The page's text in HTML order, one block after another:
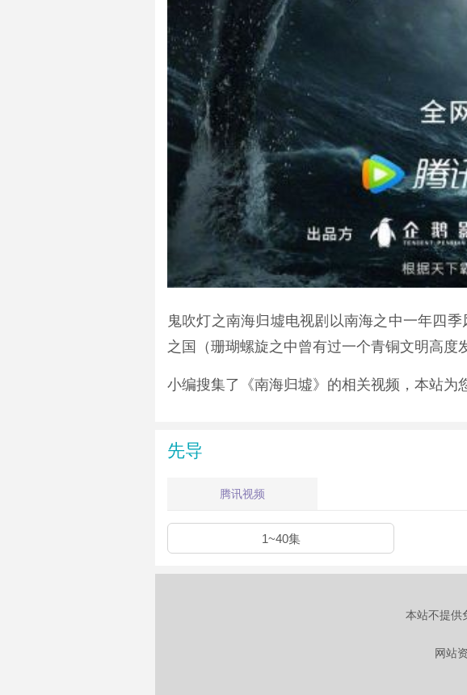
鬼吹灯之南海归墟电视剧以南海之中一年四
之国（珊瑚螺旋之中曾有过一个青铜文明高度
小编搜集了《南海归墟》的相关视频，本站为
先导
腾讯视频
1~40集
本站不提供
网站